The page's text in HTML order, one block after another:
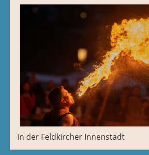
in der Feldkircher Innenstadt